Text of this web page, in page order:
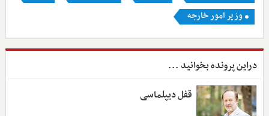
وزیر امور خارجه
دراین پرونده بخوانید ...
قفل دیپلماسی